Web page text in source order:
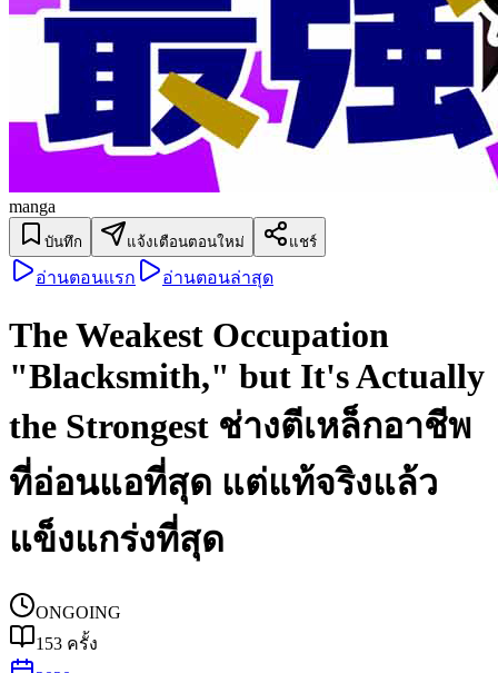
manga
บันทึก แจ้งเตือนตอนใหม่ แชร์
อ่านตอนแรก อ่านตอนล่าสุด
The Weakest Occupation
"Blacksmith," but It's Actually
the Strongest ช่างตีเหล็กอาชีพ
ที่อ่อนแอที่สุด แต่แท้จริงแล้ว
แข็งแกร่งที่สุด
ONGOING
153 ครั้ง